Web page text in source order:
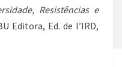
Resistências e
Editora, Ed. de l’IRD,